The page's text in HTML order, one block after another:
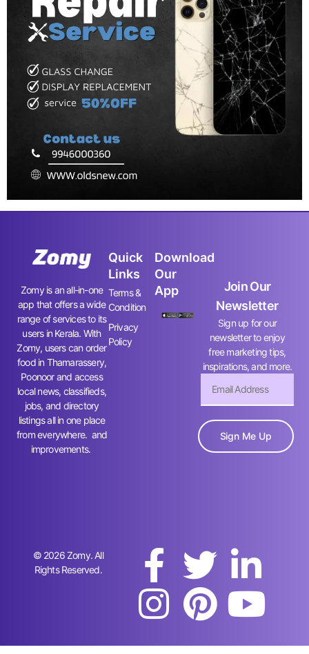
Zomy is an all-in-one
app that offers a wide
range of services to its
users in Kerala. With
Zomy, users can order
food in Thamarassery,
Poonoor and access
local news, classifieds,
jobs, and directory
listings all in one place
from everywhere. and
improvements.
Quick
Links
Terms &
Condition
Privacy
Policy
Download
Our
App
Join Our
Newsletter
Sign up for our
newsletter to enjoy
free marketing tips,
inspirations, and more.
Sign Me Up
© 2026 Zomy. All
Rights Reserved.